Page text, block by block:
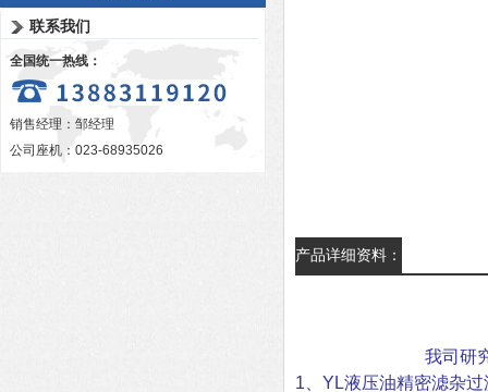
联系我们
全国统一热线：
销售经理：邹经理
公司座机：023-68935026
产品详细资料：
我司研
1、YL液压油精密滤杂